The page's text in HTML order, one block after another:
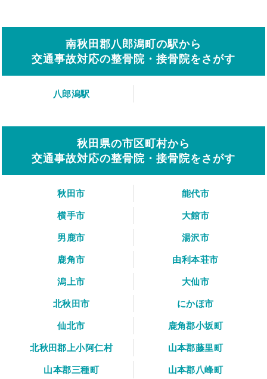
南秋田郡八郎潟町の駅から
交通事故対応の整骨院・接骨院をさがす
八郎潟駅
秋田県の市区町村から
交通事故対応の整骨院・接骨院をさがす
秋田市
能代市
横手市
大館市
男鹿市
湯沢市
鹿角市
由利本荘市
潟上市
大仙市
北秋田市
にかほ市
仙北市
鹿角郡小坂町
北秋田郡上小阿仁村
山本郡藤里町
山本郡三種町
山本郡八峰町